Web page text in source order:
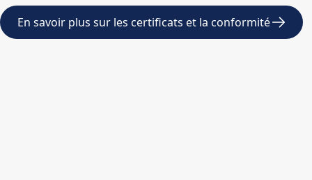
En savoir plus sur les certificats et la conformité